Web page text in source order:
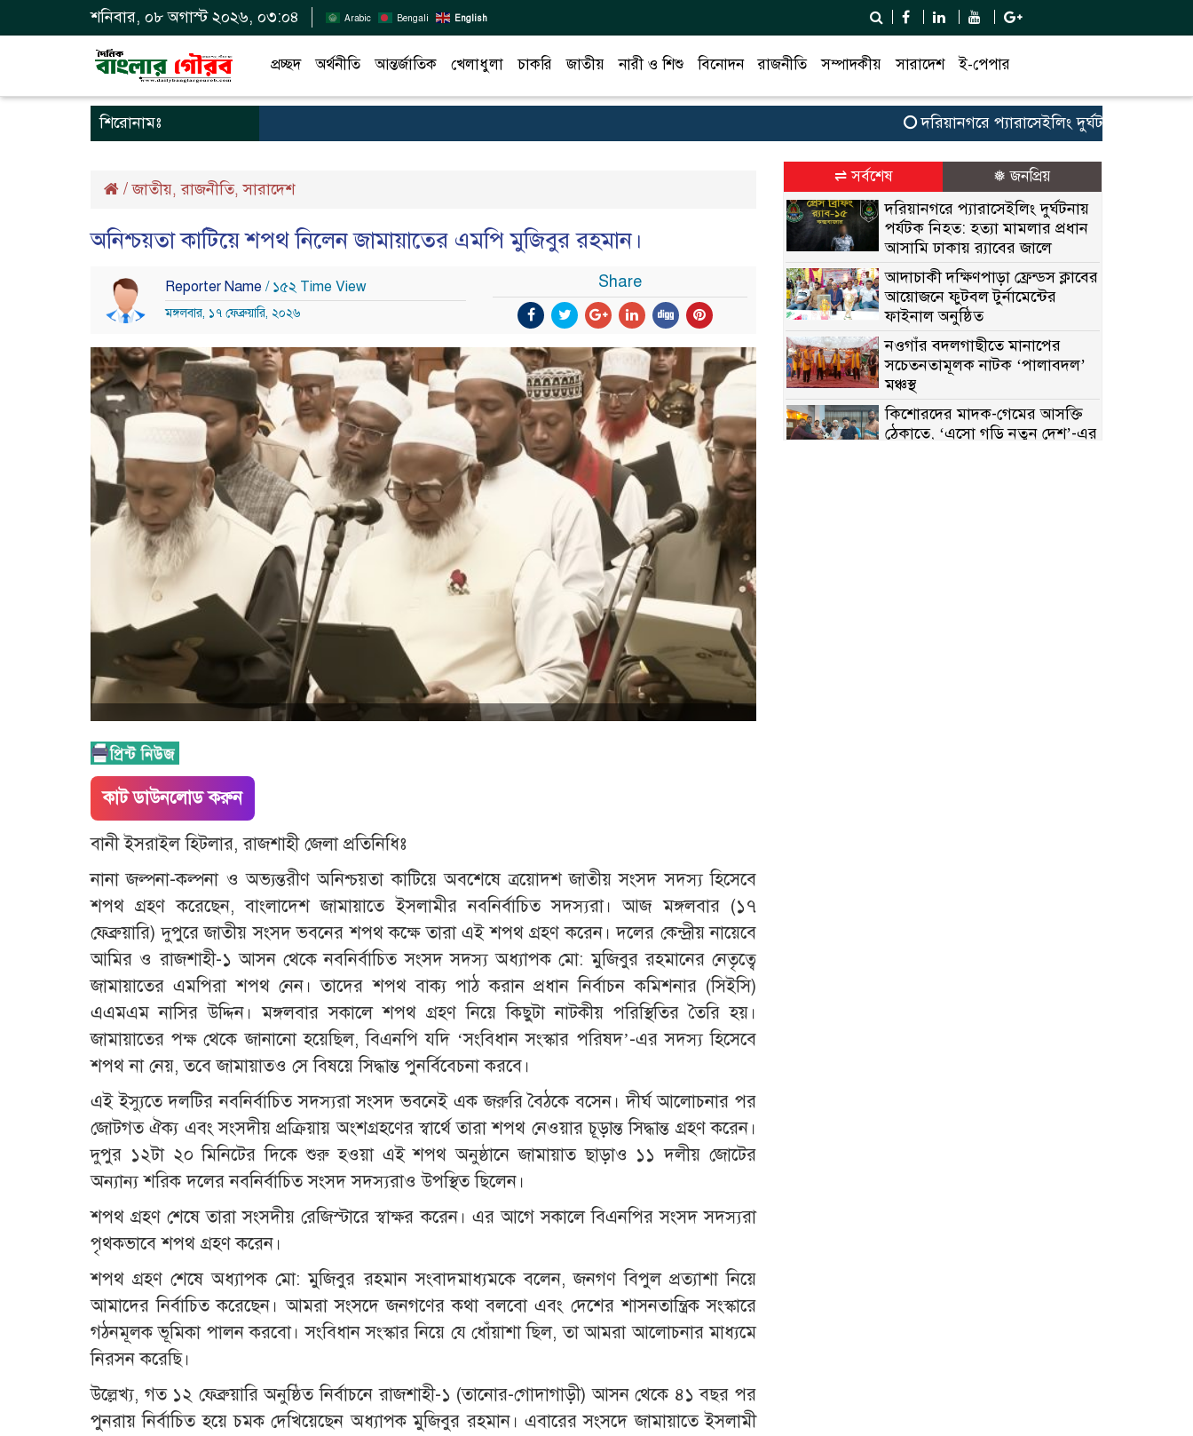
শনিবার, ০৮ অগাস্ট ২০২৬, ০৩:০৪ Arabic Bengali English
প্রচ্ছদ অর্থনীতি আন্তর্জাতিক খেলাধুলা চাকরি জাতীয় নারী ও শিশু বিনোদন রাজনীতি সম্পাদকীয় সারাদেশ ই-পেপার
শিরোনামঃ দরিয়ানগরে প্যারাসেইলিং দুর্ঘটনায় পর্যটক
/জাতীয়,রাজনীতি,সারাদেশ
অনিশ্চয়তা কাটিয়ে শপথ নিলেন জামায়াতের এমপি মুজিবুর রহমান।
Reporter Name / ১৫২ Time View
মঙ্গলবার, ১৭ ফেব্রুয়ারি, ২০২৬
Share
কাট ডাউনলোড করুন
বানী ইসরাইল হিটলার, রাজশাহী জেলা প্রতিনিধিঃ
নানা জল্পনা-কল্পনা ও অভ্যন্তরীণ অনিশ্চয়তা কাটিয়ে অবশেষে ত্রয়োদশ জাতীয় সংসদ সদস্য হিসেবে
শপথ গ্রহণ করেছেন, বাংলাদেশ জামায়াতে ইসলামীর নবনির্বাচিত সদস্যরা। আজ মঙ্গলবার (১৭
ফেব্রুয়ারি) দুপুরে জাতীয় সংসদ ভবনের শপথ কক্ষে তারা এই শপথ গ্রহণ করেন। দলের কেন্দ্রীয় নায়েবে
আমির ও রাজশাহী-১ আসন থেকে নবনির্বাচিত সংসদ সদস্য অধ্যাপক মো: মুজিবুর রহমানের নেতৃত্বে
জামায়াতের এমপিরা শপথ নেন। তাদের শপথ বাক্য পাঠ করান প্রধান নির্বাচন কমিশনার (সিইসি)
এএমএম নাসির উদ্দিন। মঙ্গলবার সকালে শপথ গ্রহণ নিয়ে কিছুটা নাটকীয় পরিস্থিতির তৈরি হয়।
জামায়াতের পক্ষ থেকে জানানো হয়েছিল, বিএনপি যদি ‘সংবিধান সংস্কার পরিষদ’-এর সদস্য হিসেবে
শপথ না নেয়, তবে জামায়াতও সে বিষয়ে সিদ্ধান্ত পুনর্বিবেচনা করবে।
এই ইস্যুতে দলটির নবনির্বাচিত সদস্যরা সংসদ ভবনেই এক জরুরি বৈঠকে বসেন। দীর্ঘ আলোচনার পর
জোটগত ঐক্য এবং সংসদীয় প্রক্রিয়ায় অংশগ্রহণের স্বার্থে তারা শপথ নেওয়ার চূড়ান্ত সিদ্ধান্ত গ্রহণ করেন।
দুপুর ১২টা ২০ মিনিটের দিকে শুরু হওয়া এই শপথ অনুষ্ঠানে জামায়াত ছাড়াও ১১ দলীয় জোটের
অন্যান্য শরিক দলের নবনির্বাচিত সংসদ সদস্যরাও উপস্থিত ছিলেন।
শপথ গ্রহণ শেষে তারা সংসদীয় রেজিস্টারে স্বাক্ষর করেন। এর আগে সকালে বিএনপির সংসদ সদস্যরা
পৃথকভাবে শপথ গ্রহণ করেন।
​শপথ গ্রহণ শেষে অধ্যাপক মো: মুজিবুর রহমান সংবাদমাধ্যমকে বলেন, জনগণ বিপুল প্রত্যাশা নিয়ে
আমাদের নির্বাচিত করেছেন। আমরা সংসদে জনগণের কথা বলবো এবং দেশের শাসনতান্ত্রিক সংস্কারে
গঠনমূলক ভূমিকা পালন করবো। সংবিধান সংস্কার নিয়ে যে ধোঁয়াশা ছিল, তা আমরা আলোচনার মাধ্যমে
নিরসন করেছি।
উল্লেখ্য, গত ১২ ফেব্রুয়ারি অনুষ্ঠিত নির্বাচনে রাজশাহী-১ (তানোর-গোদাগাড়ী) আসন থেকে ৪১ বছর পর
পুনরায় নির্বাচিত হয়ে চমক দেখিয়েছেন অধ্যাপক মুজিবুর রহমান। এবারের সংসদে জামায়াতে ইসলামী
⇌ সর্বশেষ ❅ জনপ্রিয়
দরিয়ানগরে প্যারাসেইলিং দুর্ঘটনায়
পর্যটক নিহত: হত্যা মামলার প্রধান
আসামি ঢাকায় র‌্যাবের জালে
আদাচাকী দক্ষিণপাড়া ফ্রেন্ডস ক্লাবের
আয়োজনে ফুটবল টুর্নামেন্টের
ফাইনাল অনুষ্ঠিত
নওগাঁর বদলগাছীতে মানাপের
সচেতনতামূলক নাটক ‘পালাবদল’
মঞ্চস্থ
কিশোরদের মাদক-গেমের আসক্তি
ঠেকাতে, ‘এসো গড়ি নতুন দেশ’-এর